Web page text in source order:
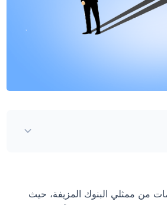
من ممثلي البنوك المزيفة، حيث